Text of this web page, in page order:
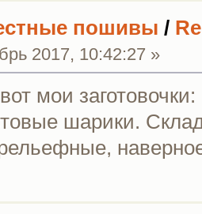
пошивы /
2017, 10:42:27 »
мои
шарики.